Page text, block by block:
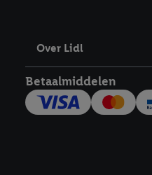
Over Lidl
Betaalmiddelen